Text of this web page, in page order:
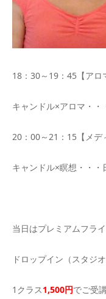
18：30～19：45【アロ
キャンドル×アロマ・・
20：00～21：15【メデ
キャンドル×瞑想・・・
当日はプレミアムフライ
ドロップイン（スタジ
1クラス1,500円でご受